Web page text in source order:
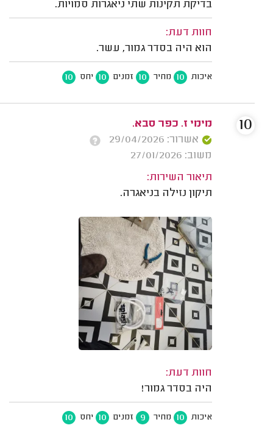
בדיקת תקינות שתי ניאגרות סמויות.
חוות דעת:
הוא היה בסדר גמור, עשר.
איכות 10 מחיר 10 זמנים 10 יחס 10
מימי ז. כפר סבא.
אשרור: 29/04/2026
משוב: 27/01/2026
תיאור השירות:
תיקון נזילה בניאגרה.
חוות דעת:
היה בסדר גמור!
איכות 10 מחיר 9 זמנים 10 יחס 10
10